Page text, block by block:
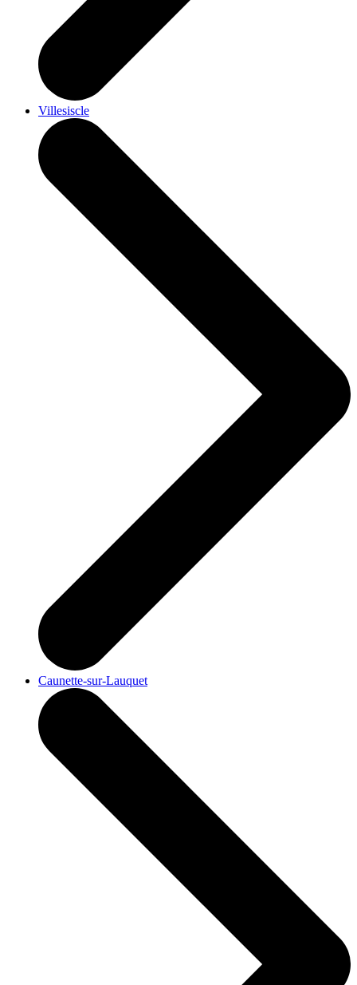
Villesiscle
Caunette-sur-Lauquet